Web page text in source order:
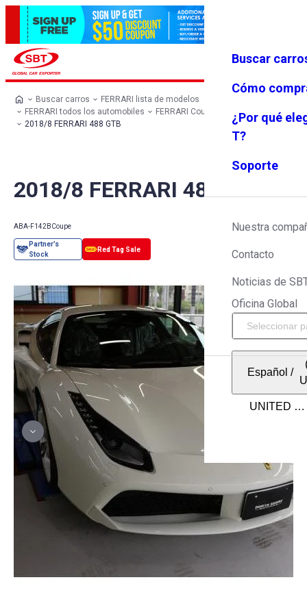
Favoritos Menú
Buscar
Cómo
¿Por qué
T?
Soporte
Nuestra
Contacto
Noticias de
Oficina Global
Español /
Buscar carros
FERRARI lista de modelos
FERRARI todos los automobiles
FERRARI Coupe
FERRARI 488 GTB
2018/8 FERRARI 488 GTB
2018/8 FERRARI 488 GTB
ABA-F142BCoupe